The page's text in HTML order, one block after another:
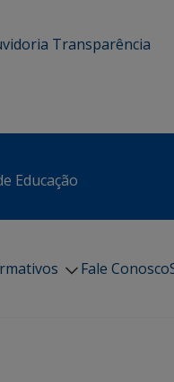
Transparência
Educação
Fale Conosco